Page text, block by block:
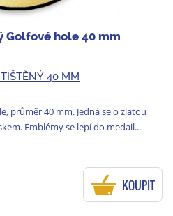
Golfové hole 40 mm
40 MM
průměr 40 mm. Jedná se o zlatou
Emblémy se lepí do medail...
KOUPIT